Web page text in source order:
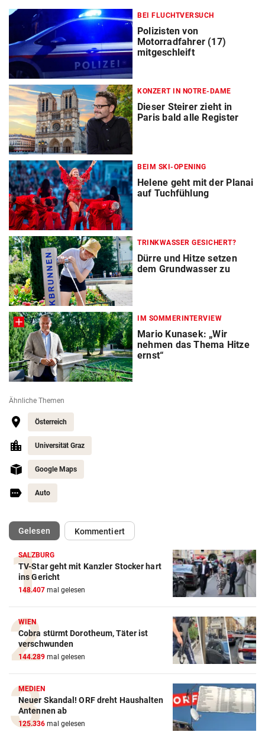
BEI FLUCHTVERSUCH
Polizisten von
Motorradfahrer (17)
mitgeschleift
KONZERT IN NOTRE-DAME
Dieser Steirer zieht in
Paris bald alle Register
BEIM SKI-OPENING
Helene geht mit der Planai
auf Tuchfühlung
TRINKWASSER GESICHERT?
Dürre und Hitze setzen
dem Grundwasser zu
IM SOMMERINTERVIEW
Mario Kunasek: „Wir
nehmen das Thema Hitze
ernst“
Ähnliche Themen
Österreich
Universität Graz
Google Maps
Auto
Gelesen(ausgewählt)Kommentiert
SALZBURG
TV-Star geht mit Kanzler Stocker hart
ins Gericht
148.407 mal gelesen
WIEN
Cobra stürmt Dorotheum, Täter ist
verschwunden
144.289 mal gelesen
MEDIEN
Neuer Skandal! ORF dreht Haushalten
Antennen ab
125.336 mal gelesen